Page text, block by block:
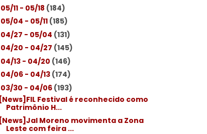
05/11 - 05/18 (184)
05/04 - 05/11 (185)
04/27 - 05/04 (131)
04/20 - 04/27 (145)
04/13 - 04/20 (146)
04/06 - 04/13 (174)
03/30 - 04/06 (193)
[News]FIL Festival é reconhecido como
Patrimônio H...
[News]Jal Moreno movimenta a Zona
Leste com feira ...